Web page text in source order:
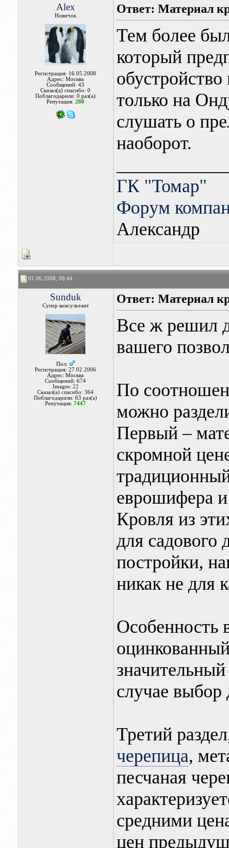
Alex
Новичок
Регистрация: 16.05.2008
Адрес: Москва
Сообщений: 43
Сказал(а) спасибо: 0
Поблагодарили: 0 раз(а)
Репутация:280
Ответ: Материал
Тем более
который
только на
слушать о
наоборот.
ГК "Томар"
Форум
Александр
01.06.2008, 08:44
Sunduk
Супер консультант
Пол:
Регистрация: 27.02.2006
Адрес: Москва
Сообщений: 674
Images: 22
Сказал(а) спасибо: 364
Поблагодарили: 63 раз(а)
Репутация:7447
Ответ: Материал
Все ж решил
вашего
По
можно
Первый –
скромной
еврошифера
Кровля из
для садового
постройки,
никак не для
Особенность
случае выбор
Третий
черепица,
песчаная
средними
цен